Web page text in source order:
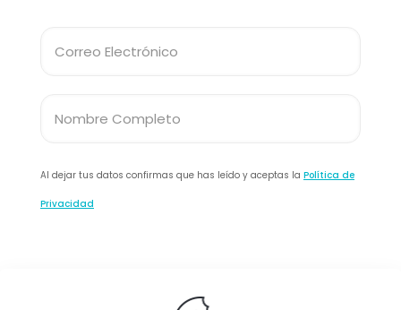
Al dejar tus datos confirmas que has leído y aceptas la Política de
Privacidad